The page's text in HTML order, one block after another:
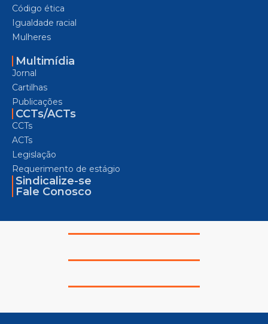
Código ética
Igualdade racial
Mulheres
Multimídia
Jornal
Cartilhas
Publicações
CCTs/ACTs
CCTs
ACTs
Legislação
Requerimento de estágio
Sindicalize-se
Fale Conosco